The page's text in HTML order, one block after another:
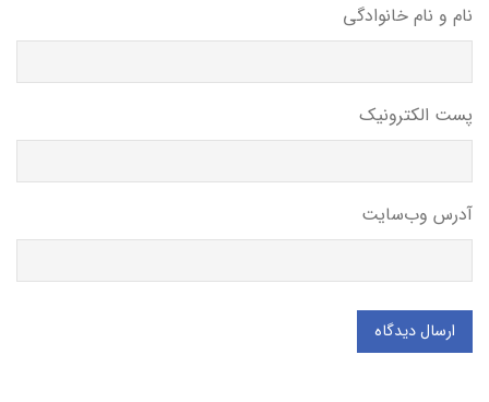
نام و نام خانوادگی
پست الکترونیک
آدرس وب‌سایت
ارسال دیدگاه